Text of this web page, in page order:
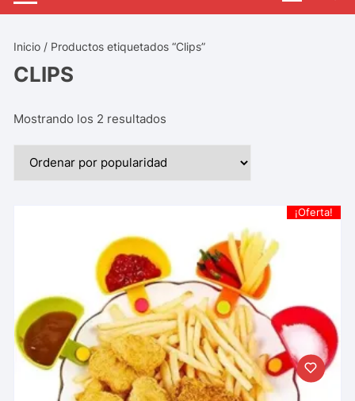
Inicio / Productos etiquetados “Clips”
CLIPS
Mostrando los 2 resultados
¡Oferta!